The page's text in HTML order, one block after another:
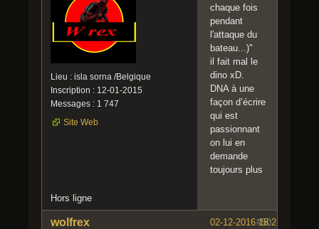
Lieu : isla sorna /Belgique
Inscription : 12-01-2015
Messages : 1 747
Site Web
chaque fois
pendant
l'attaque du
bateau...)"
il fait mal le
dino xD.
DNA à une
façon d’écrire
qui est
passionnant
on lui en
demande
toujours plus
Hors ligne
#50
02-12-2016 18:28:51
wolfrex